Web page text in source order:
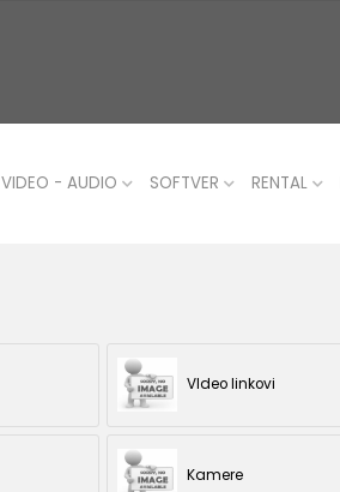
VIDEO - AUDIO SOFTVER RENTAL
VIdeo linkovi
Kamere